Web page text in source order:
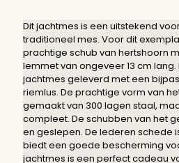
Dit jachtmes is een uitstekend
traditioneel mes. Voor dit
prachtige schub van hertshoorn
lemmet van ongeveer 13 cm
jachtmes geleverd met een
riemlus. De prachtige vorm van
gemaakt van 300 lagen staal,
compleet. De schubben van het
en geslepen. De lederen schede
biedt een goede bescherming
jachtmes is een perfect cadeau